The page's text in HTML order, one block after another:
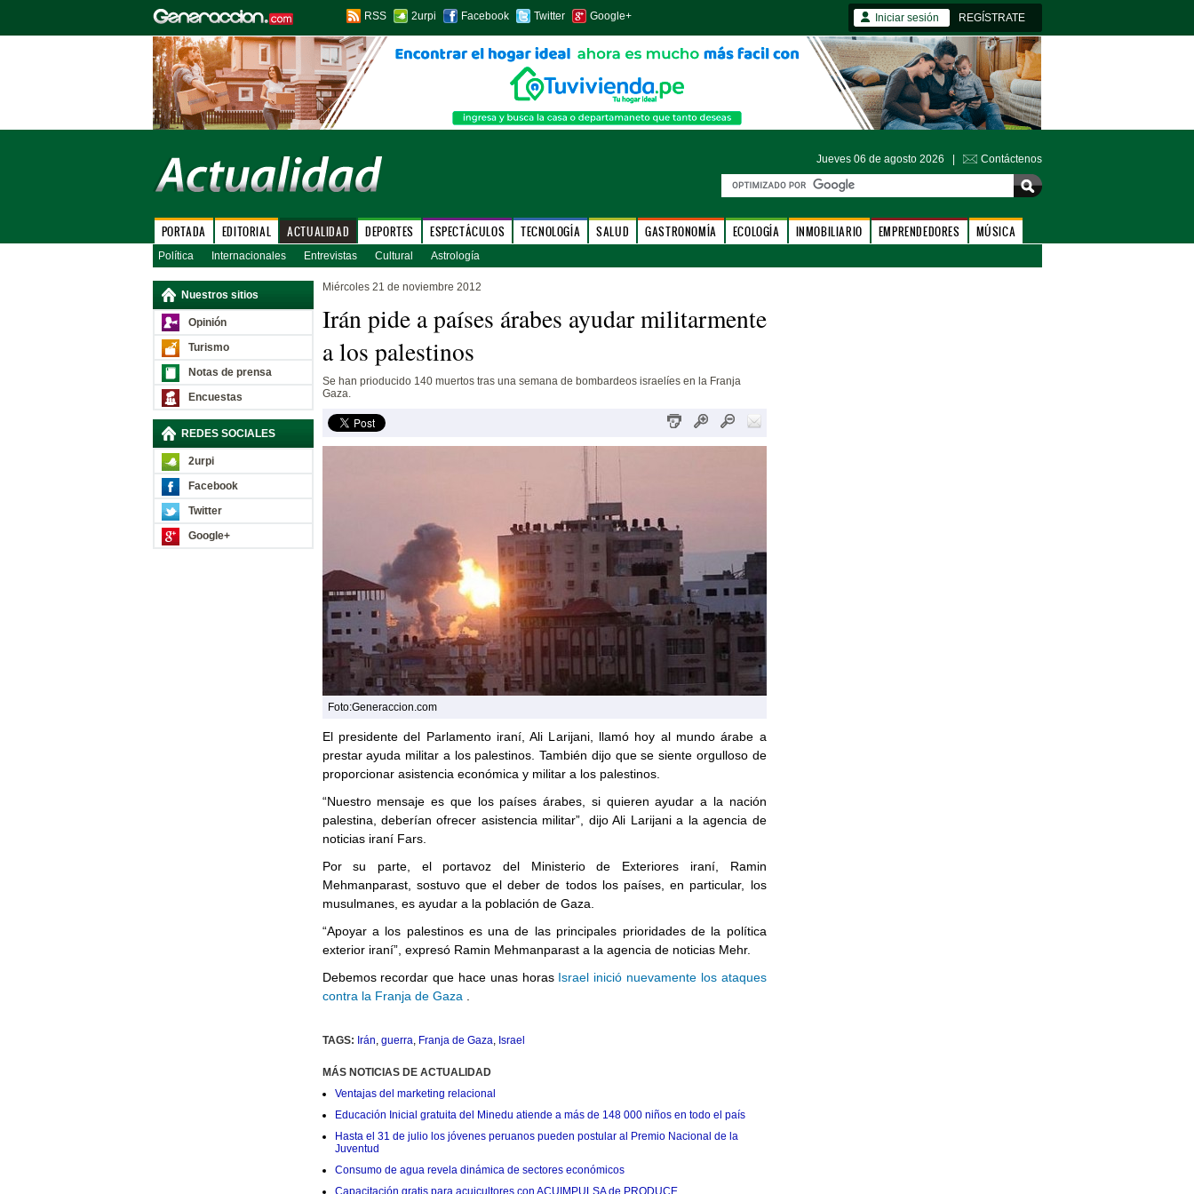
RSS 2urpi Facebook Twitter Google+ Iniciar sesión REGÍSTRATE
Jueves 06 de agosto 2026 | Contáctenos
PORTADA EDITORIAL ACTUALIDAD DEPORTES ESPECTÁCULOS TECNOLOGÍA SALUD GASTRONOMÍA ECOLOGÍA INMOBILIARIO EMPRENDEDORES MÚSICA
Política Internacionales Entrevistas Cultural Astrología
Nuestros sitios
Opinión
Turismo
Notas de prensa
Encuestas
REDES SOCIALES
2urpi
Facebook
Twitter
Google+
Miércoles 21 de noviembre 2012
Irán pide a países árabes ayudar militarmente
a los palestinos
Se han prioducido 140 muertos tras una semana de bombardeos israelíes en la Franja
Gaza.
Foto:Generaccion.com
El presidente del Parlamento iraní, Ali Larijani, llamó hoy al mundo árabe a
prestar ayuda militar a los palestinos. También dijo que se siente orgulloso de
proporcionar asistencia económica y militar a los palestinos.
“Nuestro mensaje es que los países árabes, si quieren ayudar a la nación
palestina, deberían ofrecer asistencia militar”, dijo Ali Larijani a la agencia de
noticias iraní Fars.
Por su parte, el portavoz del Ministerio de Exteriores iraní, Ramin
Mehmanparast, sostuvo que el deber de todos los países, en particular, los
musulmanes, es ayudar a la población de Gaza.
“Apoyar a los palestinos es una de las principales prioridades de la política
exterior iraní”, expresó Ramin Mehmanparast a la agencia de noticias Mehr.
Debemos recordar que hace unas horas Israel inició nuevamente los ataques
contra la Franja de Gaza
TAGS: Irán, guerra, Franja de Gaza, Israel
MÁS NOTICIAS DE ACTUALIDAD
Ventajas del marketing relacional
Educación Inicial gratuita del Minedu atiende a más de 148 000 niños en todo el país
Hasta el 31 de julio los jóvenes peruanos pueden postular al Premio Nacional de la
Juventud
Consumo de agua revela dinámica de sectores económicos
Capacitación gratis para acuicultores con ACUIMPULSA de PRODUCE